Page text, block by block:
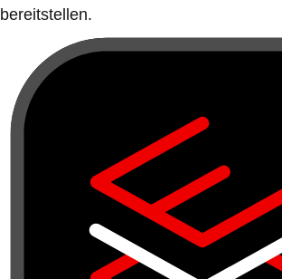
bereitstellen.